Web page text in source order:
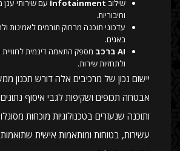
שילוב Infotainment עם שירותי
וחיבוריות.
עדכוני תוכנה מרחוק תורמים לאמינות
באגים.
AI ברכב
מספק התאמה דינמית
ולתחזיות שירות.
יישום נכון של מרכיבים אלה דורש תכנון
אבטחה תכופים ושקיפות לגבי איסוף
ותוכנה שנעזרים בטכנולוגיות מוכחות
עשירות, בטוחות ומותאמות אישית